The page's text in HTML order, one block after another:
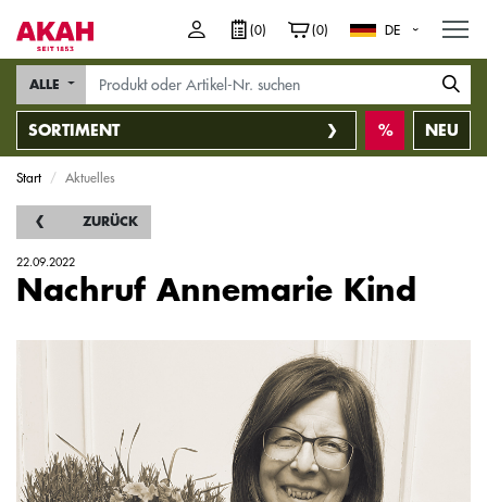
(0) (0) DE
SORTIMENT
ALLE
NEU
Start Aktuelles
ZURÜCK
22.09.2022
Nachruf Annemarie Kind